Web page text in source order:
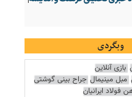
وبگردی
بازی آنلاین
مبل مینیمال جراح بینی گوشتی
فولاد ایرانیان